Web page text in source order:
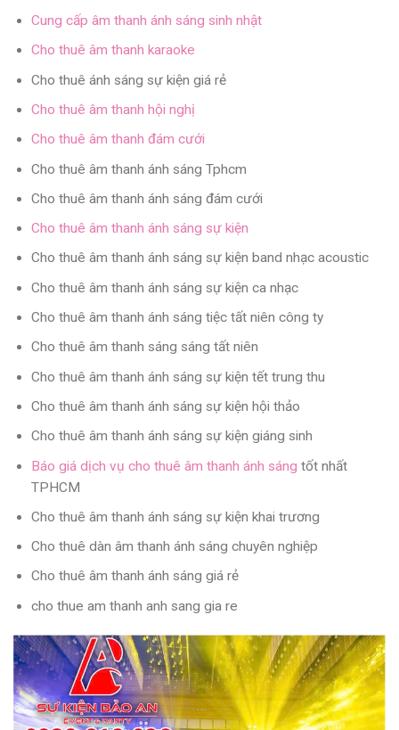
Cung cấp âm thanh ánh sáng sinh nhật
Cho thuê âm thanh karaoke
Cho thuê ánh sáng sự kiện giá rẻ
Cho thuê âm thanh hội nghị
Cho thuê âm thanh đám cưới
Cho thuê âm thanh ánh sáng Tphcm
Cho thuê âm thanh ánh sáng đám cưới
Cho thuê âm thanh ánh sáng sự kiện
Cho thuê âm thanh ánh sáng sự kiện band nhạc acoustic
Cho thuê âm thanh ánh sáng sự kiện ca nhạc
Cho thuê âm thanh ánh sáng tiệc tất niên công ty
Cho thuê âm thanh sáng sáng tất niên
Cho thuê âm thanh ánh sáng sự kiện tết trung thu
Cho thuê âm thanh ánh sáng sự kiện hội thảo
Cho thuê âm thanh ánh sáng sự kiện giáng sinh
Báo giá dịch vụ cho thuê âm thanh ánh sáng tốt nhất
TPHCM
Cho thuê âm thanh ánh sáng sự kiện khai trương
Cho thuê dàn âm thanh ánh sáng chuyên nghiệp
Cho thuê âm thanh ánh sáng giá rẻ
cho thue am thanh anh sang gia re